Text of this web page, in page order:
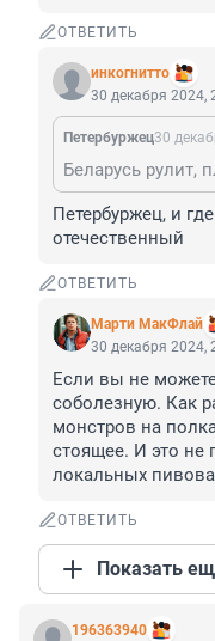
ОТВЕТИТЬ
инкогнитто
30 декабря 2024,
Пeтербуржец30
Пeтербуржец, и
отечественный
ОТВЕТИТЬ
Марти МакФлай
30 декабря 2024,
Если вы не
соболезную. Как
монстров на
стоящее. И это не
локальных
ОТВЕТИТЬ
Показать
196363940